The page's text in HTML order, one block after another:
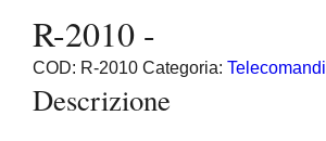
R-2010 -
COD: R-2010 Categoria: Telecomandi
Descrizione